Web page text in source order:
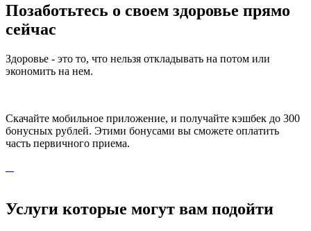
Позаботьтесь о своем здоровье прямо
сейчас
Здоровье - это то, что нельзя откладывать на потом или
экономить на нем.
Скачайте мобильное приложение, и получайте кэшбек до 300
бонусных рублей. Этими бонусами вы сможете оплатить
часть первичного приема.
Услуги которые могут вам подойти